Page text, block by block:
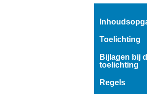
Toelichting
Bijlagen bij
toelichting
Regels